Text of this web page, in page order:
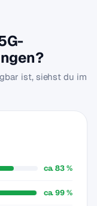
ist, siehst du im
ca. 83 %
ca. 99 %